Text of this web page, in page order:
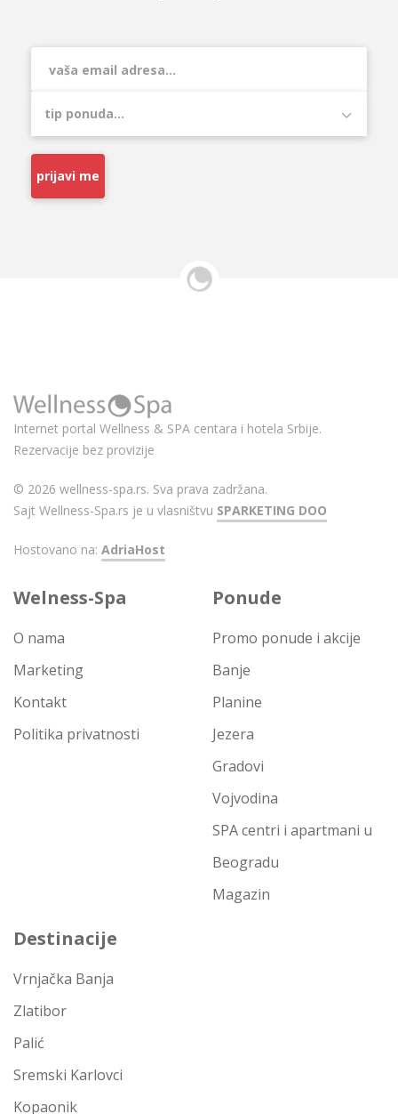
prijavi me
Internet portal Wellness & SPA centara i hotela Srbije.
Rezervacije bez provizije
© 2026 wellness-spa.rs. Sva prava zadržana.
Sajt Wellness-Spa.rs je u vlasništvu SPARKETING DOO
Hostovano na: AdriaHost
Welness-Spa
O nama
Marketing
Kontakt
Politika privatnosti
Ponude
Promo ponude i akcije
Banje
Planine
Jezera
Gradovi
Vojvodina
SPA centri i apartmani u
Beogradu
Magazin
Destinacije
Vrnjačka Banja
Zlatibor
Palić
Sremski Karlovci
Kopaonik